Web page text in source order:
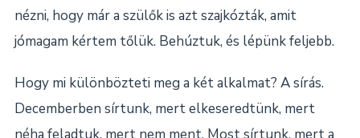
nézni, hogy már a szülők is azt szajkózták, amit
jómagam kértem tőlük. Behúztuk, és lépünk feljebb.
Hogy mi különbözteti meg a két alkalmat? A sírás.
Decemberben sírtunk, mert elkeseredtünk, mert
néha feladtuk, mert nem ment. Most sírtunk, mert a